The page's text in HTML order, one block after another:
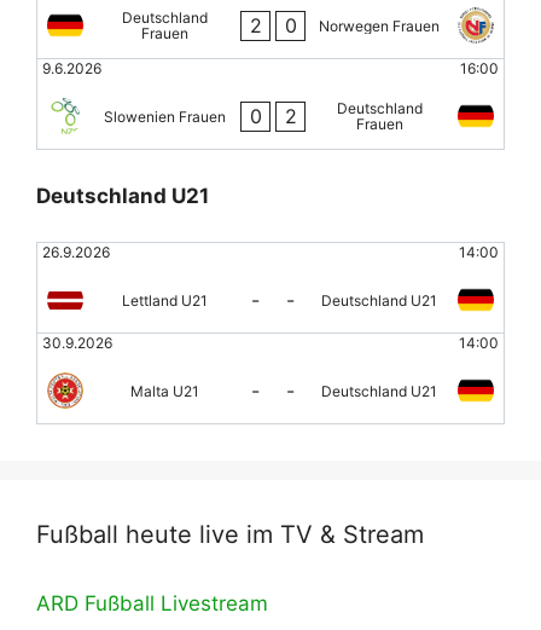
Deutschland
Frauen
2 0 Norwegen Frauen
9.6.2026 16:00
Slowenien Frauen 0 2
Deutschland
Frauen
Deutschland U21
26.9.2026 14:00
Lettland U21 - - Deutschland U21
30.9.2026 14:00
Malta U21 - - Deutschland U21
Fußball heute live im TV & Stream
ARD Fußball Livestream